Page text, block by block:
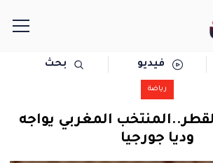
فيديو بحث
رياضة
المغربي يواجه
وديا جورجيا